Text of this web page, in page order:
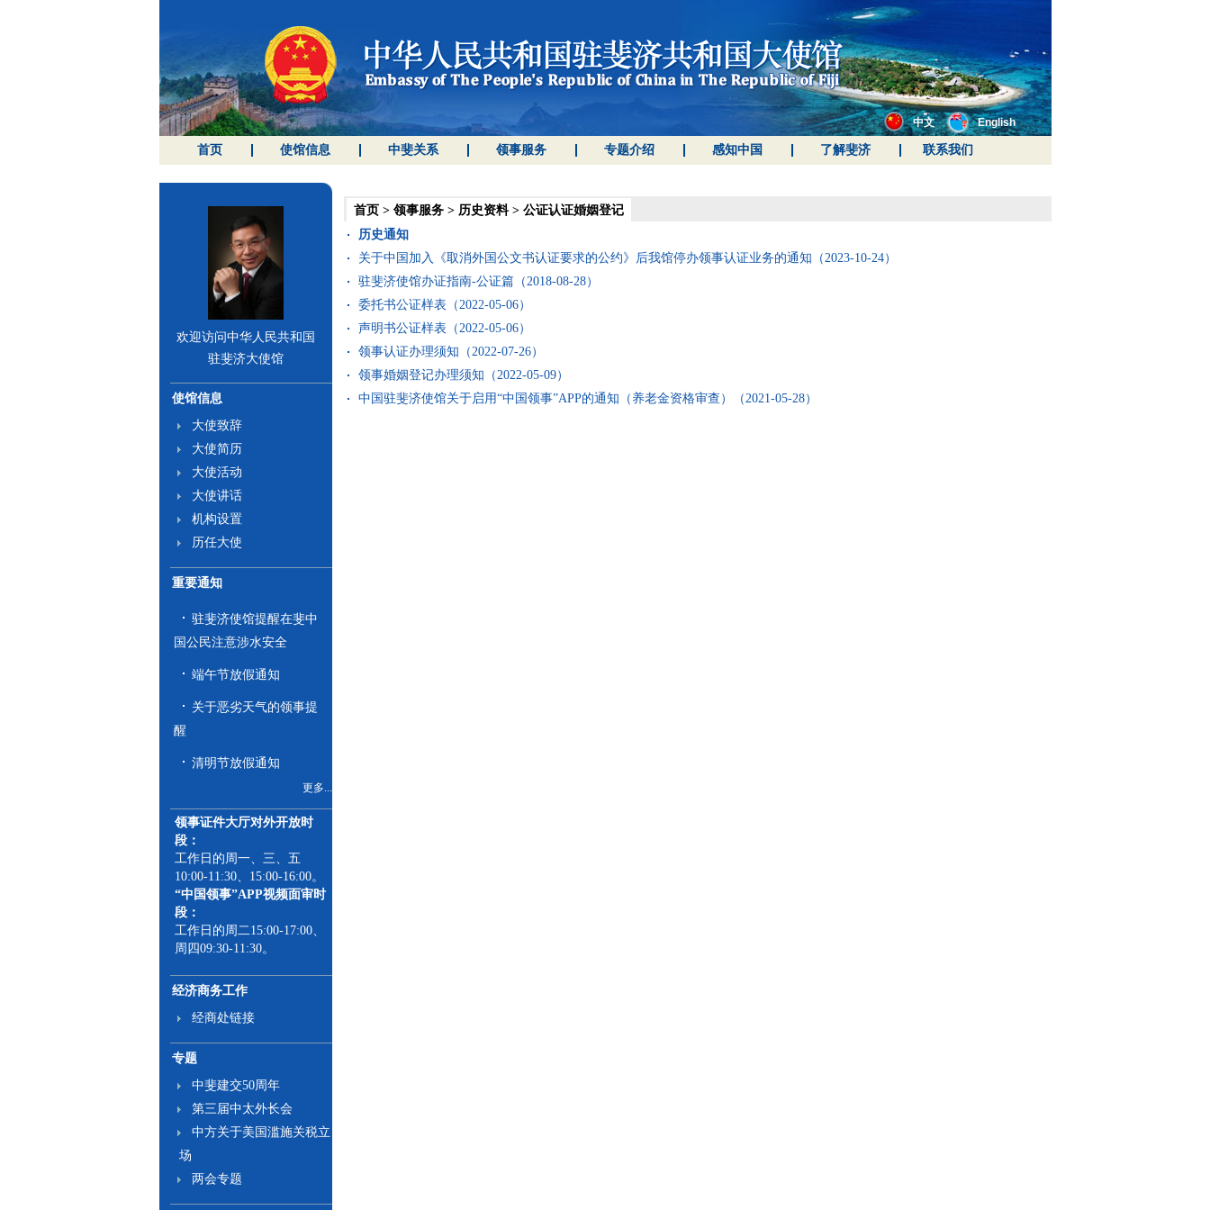
中文 English
首页 使馆信息 中斐关系 领事服务 专题介绍 感知中国 了解斐济 联系我们
欢迎访问中华人民共和国
驻斐济大使馆
使馆信息
大使致辞
大使简历
大使活动
大使讲话
机构设置
历任大使
重要通知
驻斐济使馆提醒在斐中
国公民注意涉水安全
端午节放假通知
关于恶劣天气的领事提
醒
清明节放假通知
更多...
领事证件大厅对外开放时
段：
工作日的周一、三、五
10:00-11:30、15:00-16:00。
“中国领事”APP视频面审时
段：
工作日的周二15:00-17:00、
周四09:30-11:30。
经济商务工作
经商处链接
专题
中斐建交50周年
第三届中太外长会
中方关于美国滥施关税立
场
两会专题
首页> 领事服务> 历史资料> 公证认证婚姻登记
历史通知
关于中国加入《取消外国公文书认证要求的公约》后我馆停办领事认证业务的通知（2023-10-24）
驻斐济使馆办证指南-公证篇（2018-08-28）
委托书公证样表（2022-05-06）
声明书公证样表（2022-05-06）
领事认证办理须知（2022-07-26）
领事婚姻登记办理须知（2022-05-09）
中国驻斐济使馆关于启用“中国领事”APP的通知（养老金资格审查）（2021-05-28）